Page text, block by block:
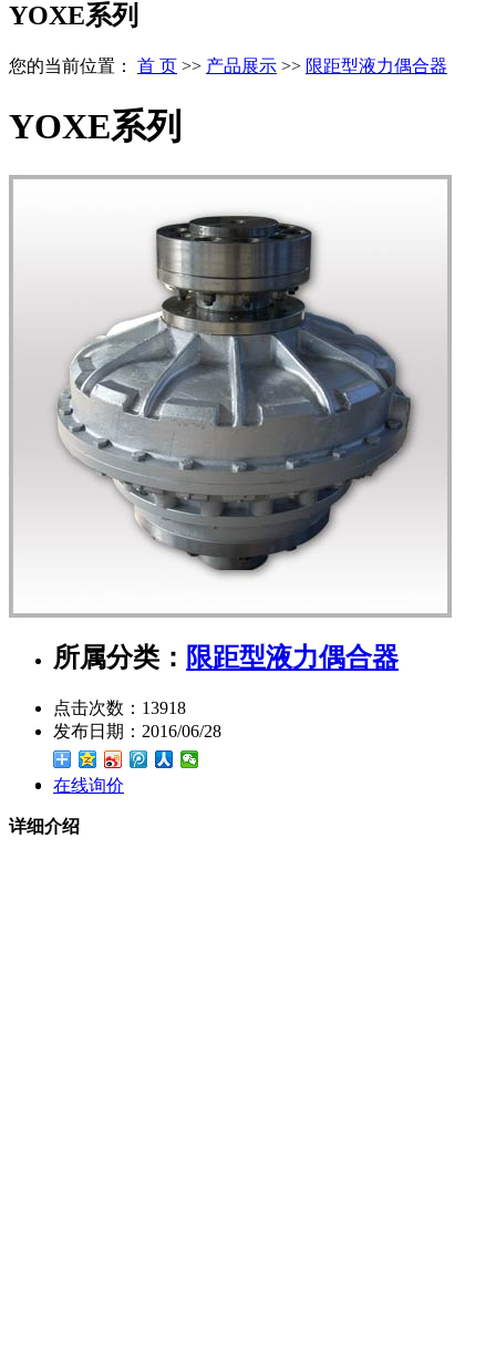
YOXE系列
您的当前位置： 首 页 >> 产品展示 >> 限距型液力偶合器
YOXE系列
所属分类： 限距型液力偶合器
点击次数： 13918
发布日期： 2016/06/28
在线询价
详细介绍